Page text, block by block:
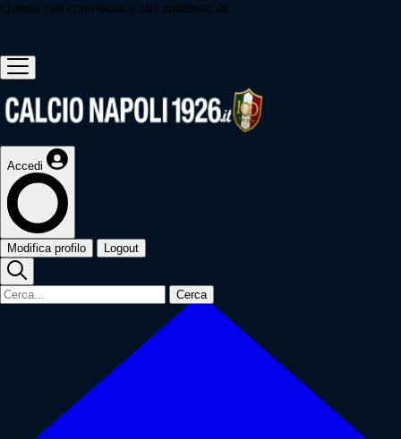
Questo sito contribuisce alla audience de
Accedi
Modifica profilo Logout
Cerca